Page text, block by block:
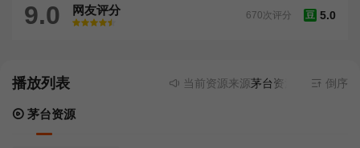
9.0 网友评分
很差
较差还行推荐力荐
豆 5.0
670次评分
播放列表 当前资源来源茅台资源 - 无需安装任
倒序
茅台资源